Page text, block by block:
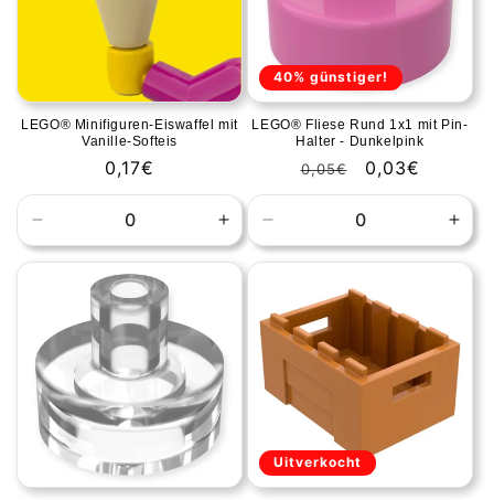
LEGO® Minifiguren-Eiswaffel mit
Vanille-Softeis
Normale
prijs
0,17€
verlagen
Default
Title
Aantal
verhogen
voor
40% günstiger!
LEGO® Fliese Rund 1x1 mit Pin-
Halter - Dunkelpink
Normale
prijs
0,05€ 0,03€
verlagen
Default
Title
voor
Uitverkocht